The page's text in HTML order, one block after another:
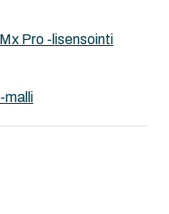
Pro -lisensointi
malli